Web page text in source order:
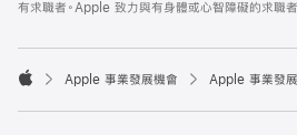
有求職者。Apple 致力與有身體或心智障礙的求職者

Apple 事業發展機會 Apple 事業發